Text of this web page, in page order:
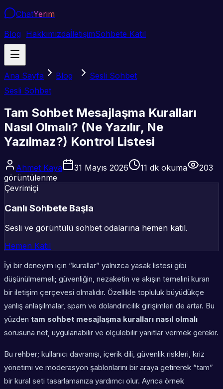
ChatYerim
Blog HakkımızdaİletişimSohbete Katıl
Ana Sayfa Blog
Sesli Sohbet
Sesli Sohbet
Tam Sohbet Mesajlaşma Kuralları
Nasıl Olmalı? (Ne Yazılır, Ne
Yazılmaz?) Kontrol Listesi
Ahmet Kaya 31 Mayıs 2026 11 dk okuma
203
görüntülenme
Çevrimiçi
Canlı Sohbete Başla
Sesli ve görüntülü sohbet odalarına hemen katıl.
Hemen Katıl
İyi bir deneyim için “kurallar” yalnızca yasak listesi gibi
düşünülmemeli; güvenliğin, nezaketin ve akışın temelini kuran
bir iletişim çerçevesi olmalıdır. Özellikle topluluk büyüdükçe
yanlış anlaşılmalar, spam ve dolandırıcılık girişimleri de artar. Bu
yüzden tam sohbet mesajlaşma kuralları nasıl olmalı
sorusuna net, uygulanabilir ve ölçülebilir yanıtlar vermek gerekir.
Bu rehber; kullanıcı davranışı, içerik dili, güvenlik riskleri, kriz
yönetimi ve moderasyon şablonlarını bir araya getirerek “tam”
bir kural seti tasarlamanıza yardımcı olur. Ayrıca örnek